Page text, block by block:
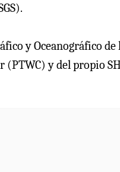
y Oceanográfico
y del propio